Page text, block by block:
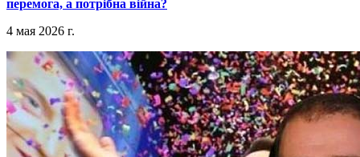
перемога, а потрібна війна?
4 мая 2026 г.